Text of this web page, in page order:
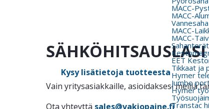
MACC-
MACC-
MACC-
MACC-
Sahanterät
EET
Tikkaat ja
Hymer
Jumbo
Hymer
Transtac
Kysy lisätietoja tuotteesta
Vain yritysasiakkaille, asioidaksesi meillä
Ota yhteyttä sales@vakiopaine.fi